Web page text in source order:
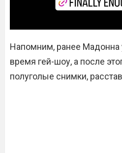
Напомним, ранее Мадонна
время гей-шоу, а после
полуголые снимки,